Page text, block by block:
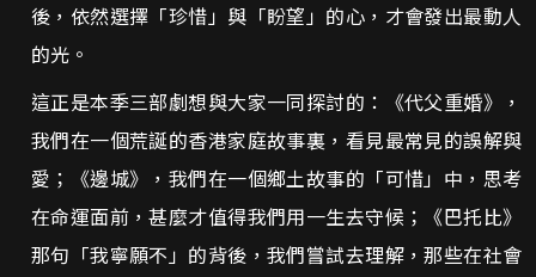
後，依然選擇「珍惜」與「盼望」的心，才會發出最動人
的光。
這正是本季三部劇想與大家一同探討的：《代父重婚》，
我們在一個荒誕的香港家庭故事裏，看見最常見的誤解與
愛；《邊城》，我們在一個鄉土故事的「可惜」中，思考
在命運面前，甚麼才值得我們用一生去守候；《巴托比》
那句「我寧願不」的背後，我們嘗試去理解，那些在社會